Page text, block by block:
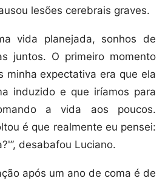
lesões cerebrais graves.
vida planejada, sonhos de
juntos. O primeiro momento
minha expectativa era que ela
induzido e que iríamos para
a vida aos poucos.
é que realmente eu pensei:
desabafou Luciano.
após um ano de coma é de